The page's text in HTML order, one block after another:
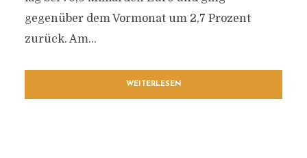
gegenüber dem Vormonat um 2,7 Prozent
zurück. Am...
WEITERLESEN